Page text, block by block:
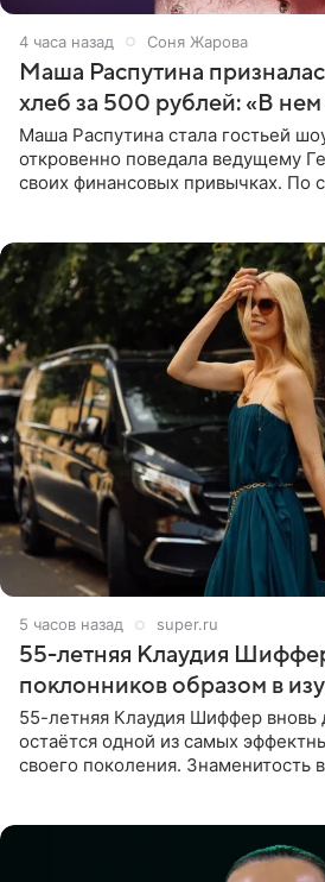
4 часа назад Соня Жарова
Маша Распутина
хлеб за 500 рублей: «В
Маша Распутина стала гостьей
откровенно поведала ведущему
своих финансовых привычках. По
5 часов назад super.ru
55-летняя Клаудия
поклонников образом в
55-летняя Клаудия Шиффер вновь
остаётся одной из самых
своего поколения. Знаменитость